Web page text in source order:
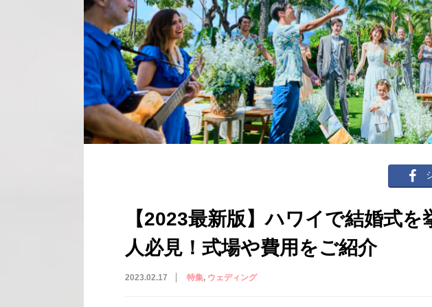
【2023最新版】ハワイで結婚式を
人必見！式場や費用をご紹介
2023.02.17 特集 ウェディング